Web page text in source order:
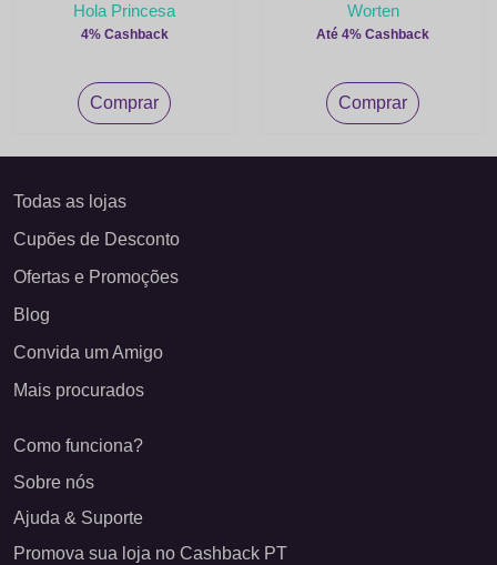
Hola Princesa
4% Cashback
Comprar
Worten
Até 4% Cashback
Comprar
Todas as lojas
Cupões de Desconto
Ofertas e Promoções
Blog
Convida um Amigo
Mais procurados
Como funciona?
Sobre nós
Ajuda & Suporte
Promova sua loja no Cashback PT